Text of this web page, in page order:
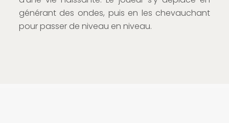
générant des ondes, puis en les chevauchant
pour passer de niveau en niveau.